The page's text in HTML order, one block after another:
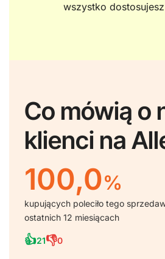
wszystko
Co mówią o
klienci na
100,0%
kupujących poleciło tego
ostatnich 12 miesiącach
👍21👎0